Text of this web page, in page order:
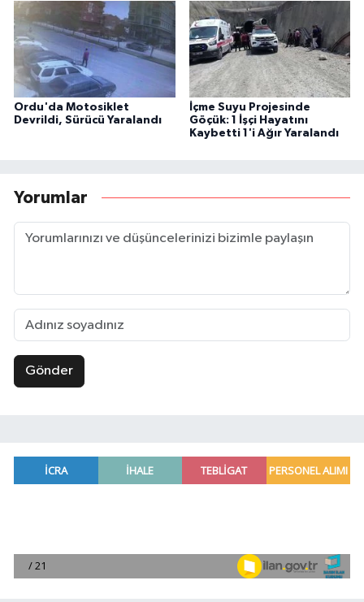
Ordu'da Motosiklet
Devrildi, Sürücü Yaralandı
İçme Suyu Projesinde
Göçük: 1 İşçi Hayatını
Kaybetti 1'i Ağır Yaralandı
Yorumlar
Gönder